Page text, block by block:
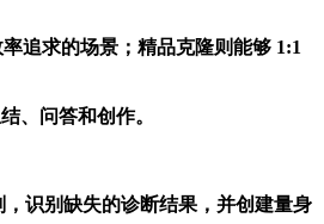
追求的场景；精品克隆则能够 1:1
、问答和创作。
识别缺失的诊断结果，并创建量身